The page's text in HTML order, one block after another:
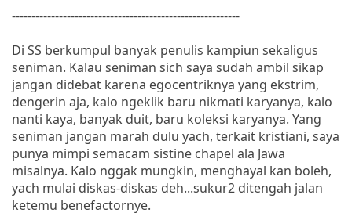
----------------------------------------------------------
Di SS berkumpul banyak penulis kampiun sekaligus
seniman. Kalau seniman sich saya sudah ambil sikap
jangan didebat karena egocentriknya yang ekstrim,
dengerin aja, kalo ngeklik baru nikmati karyanya, kalo
nanti kaya, banyak duit, baru koleksi karyanya. Yang
seniman jangan marah dulu yach, terkait kristiani, saya
punya mimpi semacam sistine chapel ala Jawa
misalnya. Kalo nggak mungkin, menghayal kan boleh,
yach mulai diskas-diskas deh...sukur2 ditengah jalan
ketemu benefactornye.